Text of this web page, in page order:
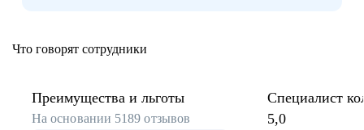
Что говорят сотрудники
Преимущества и льготы
На основании 5189 отзывов
Специалист
5,0